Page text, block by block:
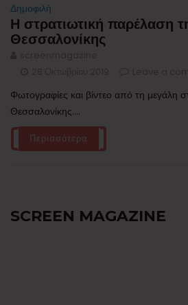
Δημοφιλή
Η στρατιωτική παρέλαση
Θεσσαλονίκης
Φωτογραφίες και βίντεο από τη μεγάλη
Θεσσαλονίκης....
Περισσότερα
SCREEN MAGAZINE